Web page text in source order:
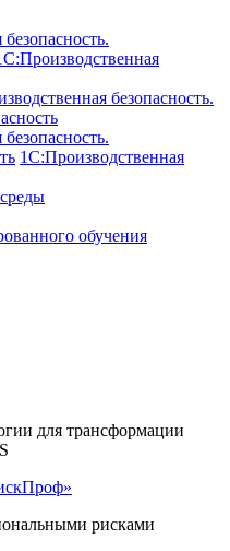
безопасность.
1C:Производственная
обучения
для трансформации
рисками